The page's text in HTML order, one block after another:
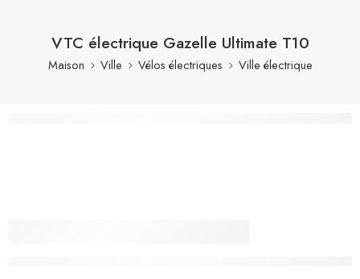
VTC électrique Gazelle Ultimate T10
Maison Ville Vélos électriques Ville électrique